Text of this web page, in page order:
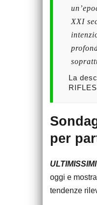
XXI
La
per
oggi e
tendenze